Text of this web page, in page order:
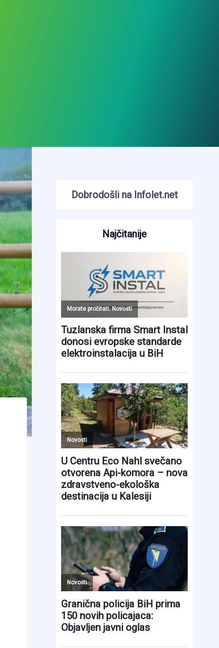
Dobrodošli na Infolet.net
Najčitanije